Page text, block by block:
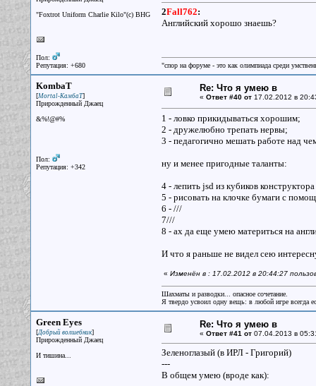
"Foxtrot Uniform Charlie Kilo"(с) BHG
Пол:
Репутация: +680
2Fall762:
Английский хорошо знаешь?
"спор на форуме - это как олимпиада среди
KombaT
[Mortal-КамбаТ]
Прирожденный Джаец
&%!@#%
Пол:
Репутация: +342
Re: Что я умею в
« Ответ #40 от17.02.2012 в
1 - ловко прикидываться хорошим;
2 - дружелюбно трепать нервы;
3 - педагогично мешать работе над
ну и менее пригодные таланты:
4 - лепить jsd из кубиков
5 - рисовать на клочке бумаги с
6 - ///
7///
8 - ах да еще умею материться на
И что я раньше не видел сею
« Изменён в : 17.02.2012 в 20:44:27
Шахматы и разводки... опасное сочетание.
Я твердо усвоил одну вещь: в любой игре всегда
Green Eyes
[Добрый волшебник]
Прирожденный Джаец
И тишина...
Re: Что я умею в
« Ответ #41 от07.04.2013 в
Зеленоглазый (в ИРЛ - Григорий)
---
В общем умею (вроде как):